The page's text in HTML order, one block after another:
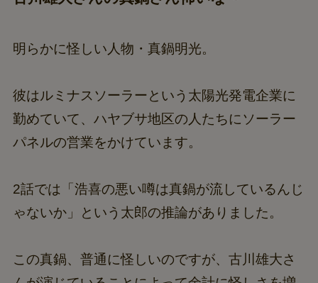
明らかに怪しい人物・真鍋明光。
彼はルミナスソーラーという太陽光発電企業に
勤めていて、ハヤブサ地区の人たちにソーラー
パネルの営業をかけています。
2話では「浩喜の悪い噂は真鍋が流しているんじ
ゃないか」という太郎の推論がありました。
この真鍋、普通に怪しいのですが、古川雄大さ